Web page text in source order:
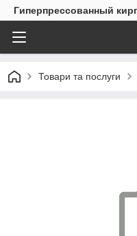
Гиперпрессованный
Товари та послуги